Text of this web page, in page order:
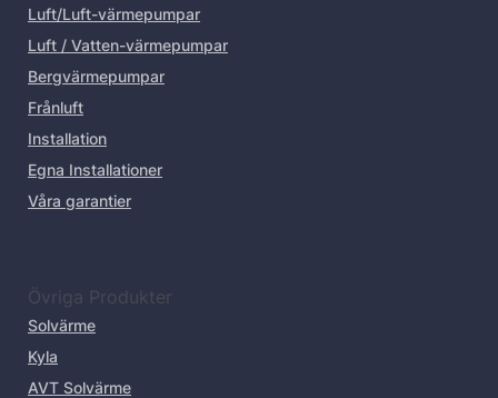
Luft/Luft-värmepumpar
Luft / Vatten-värmepumpar
Bergvärmepumpar
Frånluft
Installation
Egna Installationer
Våra garantier
Övriga Produkter
Solvärme
Kyla
AVT Solvärme